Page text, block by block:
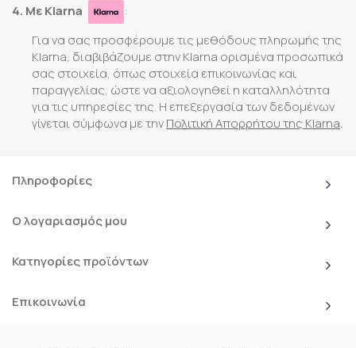
4. Με Klarna
:
Για να σας προσφέρουμε τις μεθόδους πληρωμής της
Klarna, διαβιβάζουμε στην Klarna ορισμένα προσωπικά
σας στοιχεία, όπως στοιχεία επικοινωνίας και
παραγγελίας, ώστε να αξιολογηθεί η καταλληλότητα
για τις υπηρεσίες της. Η επεξεργασία των δεδομένων
γίνεται σύμφωνα με τηνΠολιτική Απορρήτου της Klarna.
Πληροφορίες
Ο λογαριασμός μου
Κατηγορίες προϊόντων
Επικοινωνία